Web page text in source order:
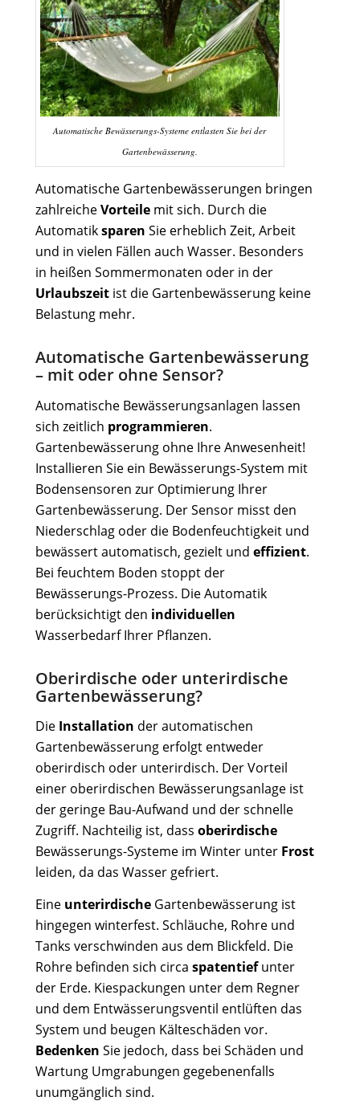
Automatische Bewässerungs-Systeme entlasten Sie bei der
Gartenbewässerung.
Automatische Gartenbewässerungen bringen
zahlreicheVorteilemit sich. Durch die
Automatiksparen Sie erheblich Zeit, Arbeit
und in vielen Fällen auch Wasser. Besonders
in heißen Sommermonaten oder in der
Urlaubszeitist die Gartenbewässerung keine
Belastung mehr.
Automatische Gartenbewässerung
– mit oder ohne Sensor?
Automatische Bewässerungsanlagen lassen
sich zeitlich programmieren.
Gartenbewässerung ohne Ihre Anwesenheit!
Installieren Sie ein Bewässerungs-System mit
Bodensensoren zur Optimierung Ihrer
Gartenbewässerung. Der Sensor misst den
Niederschlag oder die Bodenfeuchtigkeit und
bewässert automatisch, gezielt und effizient.
Bei feuchtem Boden stoppt der
Bewässerungs-Prozess. Die Automatik
berücksichtigt den individuellen
Wasserbedarf Ihrer Pflanzen.
Oberirdische oder unterirdische
Gartenbewässerung?
Die Installation der automatischen
Gartenbewässerung erfolgt entweder
oberirdisch oder unterirdisch. Der Vorteil
einer oberirdischen Bewässerungsanlage ist
der geringe Bau-Aufwand und der schnelle
Zugriff. Nachteilig ist, dass oberirdische
Bewässerungs-Systeme im Winter unter Frost
leiden, da das Wasser gefriert.
Eine unterirdischeGartenbewässerung ist
hingegen winterfest. Schläuche, Rohre und
Tanks verschwinden aus dem Blickfeld. Die
Rohre befinden sich circa spatentiefunter
der Erde. Kiespackungen unter dem Regner
und dem Entwässerungsventil entlüften das
System und beugen Kälteschäden vor.
Bedenken Sie jedoch, dass bei Schäden und
Wartung Umgrabungen gegebenenfalls
unumgänglich sind.